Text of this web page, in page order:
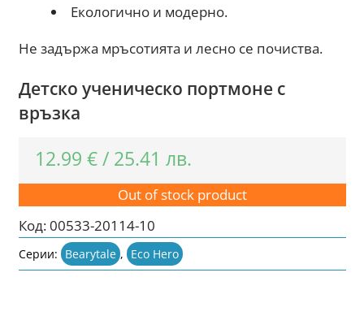
Екологично и модерно.
Не задържа мръсотията и лесно се почиства.
Детско ученическо портмоне с
връзка
12.99€ / 25.41лв.
Out of stock product
Код:00533-20114-10
Серии: Bearytale , Eco Hero